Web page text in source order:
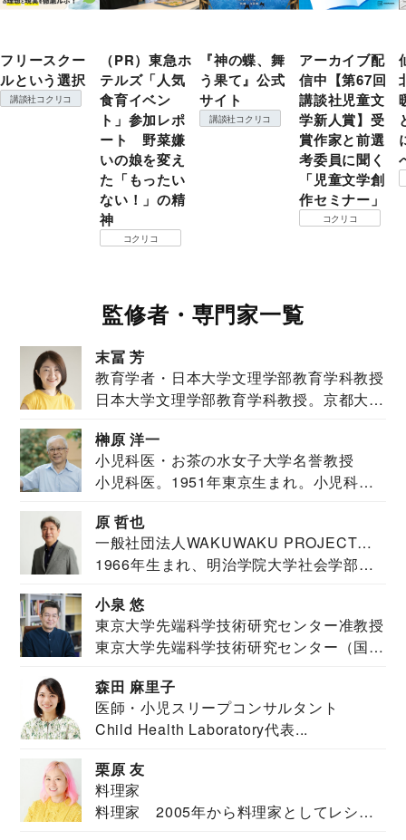
フリースクー
ルという選択
講談社コクリコ
（PR）東急ホ
テルズ「人気
食育イベン
ト」参加レポ
ート 野菜嫌
いの娘を変え
た「もったい
ない！」の精
神
コクリコ
『神の蝶、舞
う果て』公式
サイト
講談社コクリコ
アーカイブ配
信中【第67回
講談社児童文
学新人賞】受
賞作家と前選
考委員に聞く
「児童文学創
作セミナー」
コクリコ
監修者・専門家一覧
末冨 芳
教育学者・日本大学文理学部教育学科教授
日本大学文理学部教育学科教授。京都大学
榊原 洋一
小児科医・お茶の水女子大学名誉教授
小児科医。1951年東京生まれ。小児科
原 哲也
一般社団法人WAKUWAKU PROJECT
JAPAN代表・言語聴覚士・社会福祉士
1966年生まれ、明治学院大学社会学部福
小泉 悠
東京大学先端科学技術研究センター准教授
東京大学先端科学技術研究センター（国際
森田 麻里子
医師・小児スリープコンサルタント
Child Health Laboratory代表...
栗原 友
料理家
料理家 2005年から料理家としてレシピ